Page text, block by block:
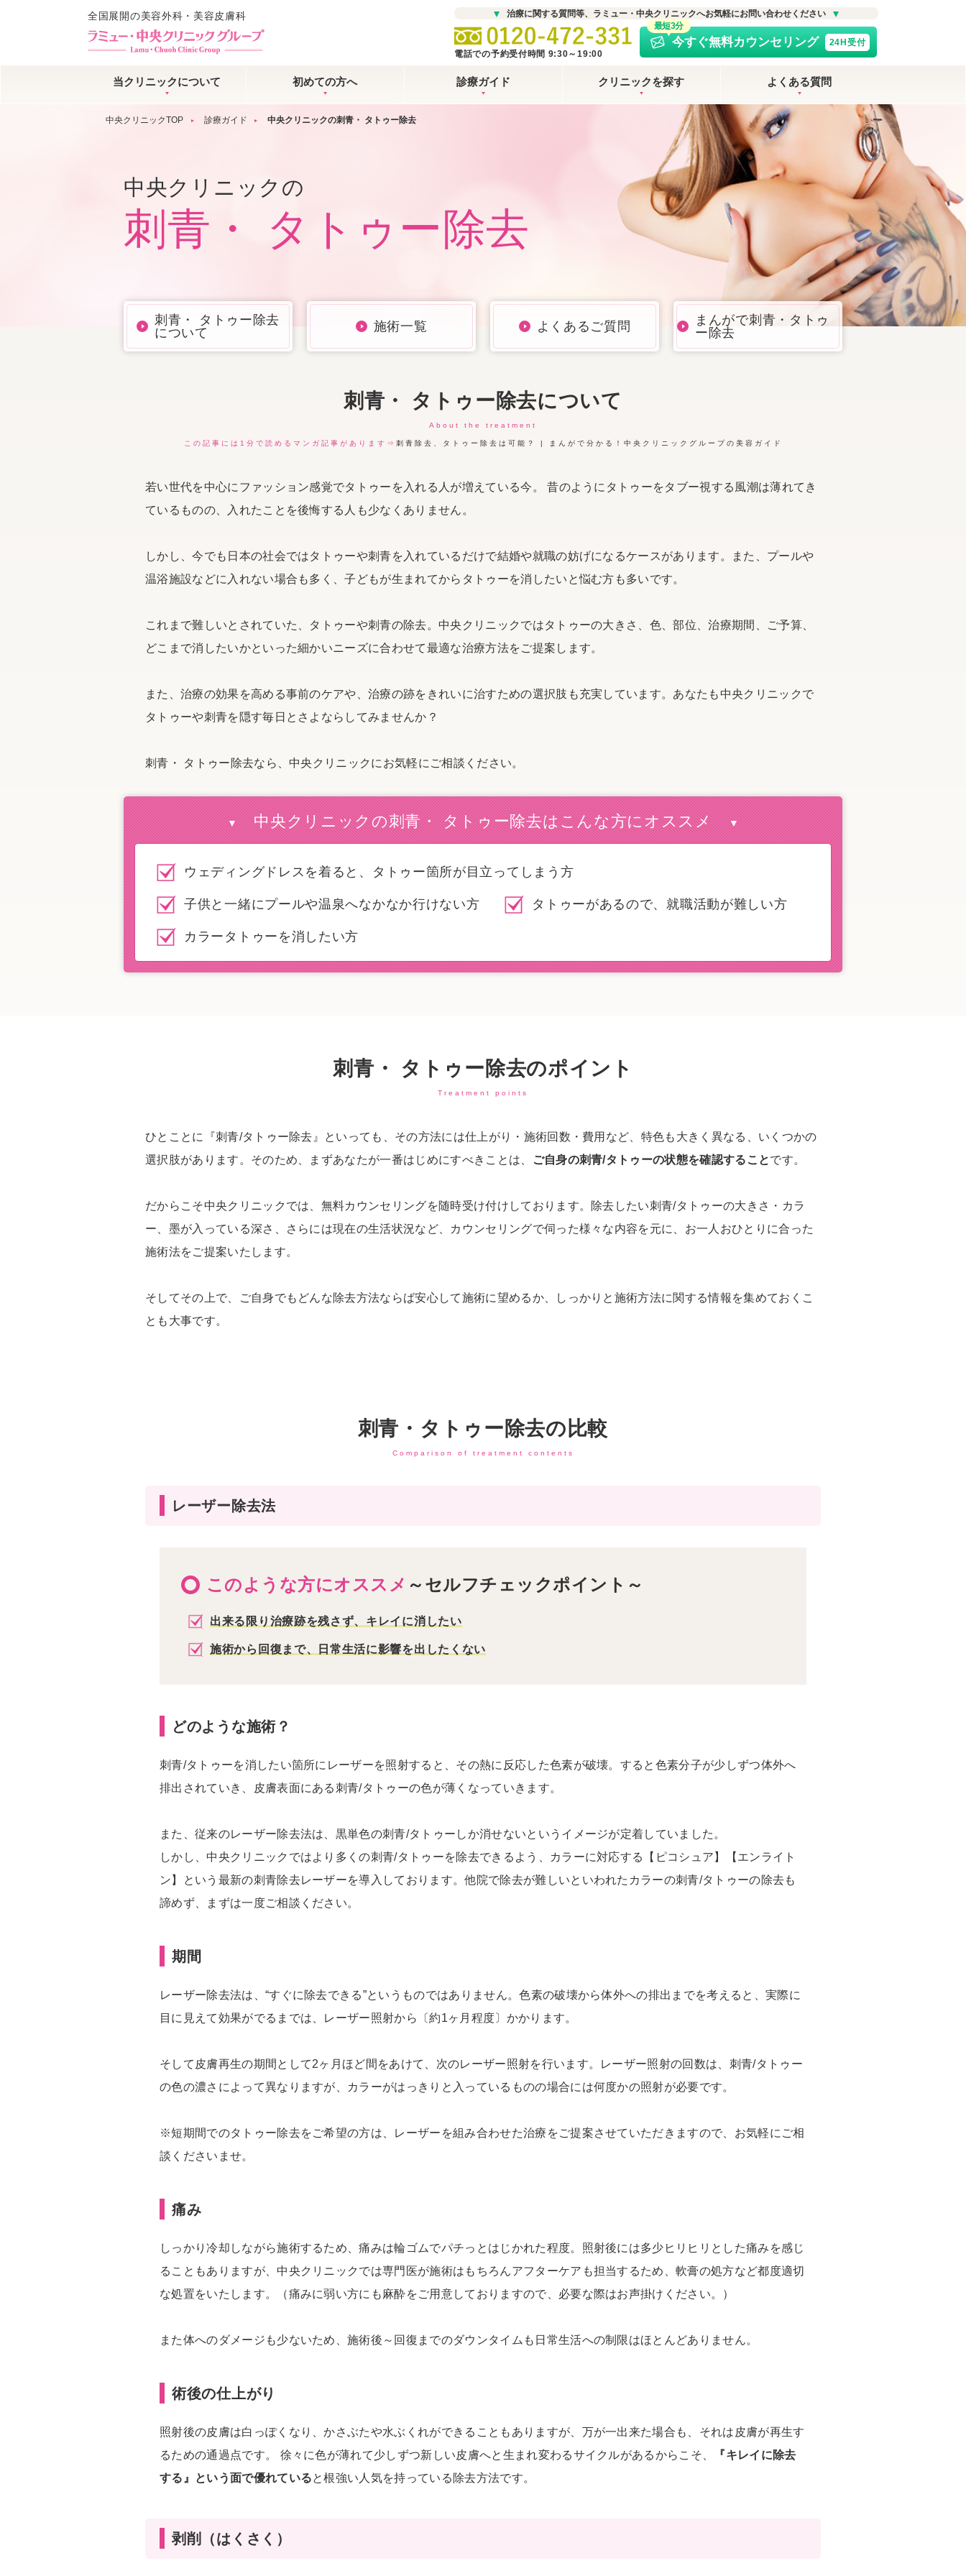
全国展開の美容外科・美容皮膚科 治療に関する質問等、ラミュー・中央クリニックへお気軽にお問い合わせください
電話での予約受付時間 9:30～19:00
最短3分
今すぐ無料カウンセリング 24H受付
当クリニックについて 初めての方へ 診療ガイド クリニックを探す よくある質問
中央クリニックTOP 診療ガイド 中央クリニックの刺青・ タトゥー除去
中央クリニックの
刺青・ タトゥー除去
刺青・ タトゥー除去
について
施術一覧 よくあるご質問
まんがで刺青・タトゥ
ー除去
刺青・ タトゥー除去について
About the treatment
この記事には1分で読めるマンガ記事があります⇒ 刺青除去、タトゥー除去は可能？ | まんがで分かる！中央クリニックグループの美容ガイド
若い世代を中心にファッション感覚でタトゥーを入れる人が増えている今。 昔のようにタトゥーをタブー視する風潮は薄れてき
ているものの、入れたことを後悔する人も少なくありません。
しかし、今でも日本の社会ではタトゥーや刺青を入れているだけで結婚や就職の妨げになるケースがあります。また、プールや
温浴施設などに入れない場合も多く、子どもが生まれてからタトゥーを消したいと悩む方も多いです。
これまで難しいとされていた、タトゥーや刺青の除去。中央クリニックではタトゥーの大きさ、色、部位、治療期間、ご予算、
どこまで消したいかといった細かいニーズに合わせて最適な治療方法をご提案します。
また、治療の効果を高める事前のケアや、治療の跡をきれいに治すための選択肢も充実しています。あなたも中央クリニックで
タトゥーや刺青を隠す毎日とさよならしてみませんか？
刺青・ タトゥー除去なら、中央クリニックにお気軽にご相談ください。
▼中央クリニックの刺青・ タトゥー除去はこんな方にオススメ▼
ウェディングドレスを着ると、タトゥー箇所が目立ってしまう方
子供と一緒にプールや温泉へなかなか行けない方 タトゥーがあるので、就職活動が難しい方
カラータトゥーを消したい方
刺青・ タトゥー除去のポイント
Treatment points
ひとことに『刺青/タトゥー除去』といっても、その方法には仕上がり・施術回数・費用など、特色も大きく異なる、いくつかの
選択肢があります。そのため、まずあなたが一番はじめにすべきことは、
ご自身の刺青/タトゥーの状態を確認することです。
だからこそ中央クリニックでは、無料カウンセリングを随時受け付けしております。除去したい刺青/タトゥーの大きさ・カラ
ー、墨が入っている深さ、さらには現在の生活状況など、カウンセリングで伺った様々な内容を元に、お一人おひとりに合った
施術法をご提案いたします。
そしてその上で、ご自身でもどんな除去方法ならば安心して施術に望めるか、しっかりと施術方法に関する情報を集めておくこ
とも大事です。
刺青・タトゥー除去の比較
Comparison of treatment contents
レーザー除去法
このような方にオススメ ～セルフチェックポイント～
出来る限り治療跡を残さず、キレイに消したい
施術から回復まで、日常生活に影響を出したくない
どのような施術？
刺青/タトゥーを消したい箇所にレーザーを照射すると、その熱に反応した色素が破壊。すると色素分子が少しずつ体外へ
排出されていき、皮膚表面にある刺青/タトゥーの色が薄くなっていきます。
また、従来のレーザー除去法は、黒単色の刺青/タトゥーしか消せないというイメージが定着していました。
しかし、中央クリニックではより多くの刺青/タトゥーを除去できるよう、カラーに対応する【ピコシュア】【エンライト
ン】という最新の刺青除去レーザーを導入しております。他院で除去が難しいといわれたカラーの刺青/タトゥーの除去も
諦めず、まずは一度ご相談ください。
期間
レーザー除去法は、“すぐに除去できる”というものではありません。色素の破壊から体外への排出までを考えると、実際に
目に見えて効果がでるまでは、レーザー照射から〔約1ヶ月程度〕かかります。
そして皮膚再生の期間として2ヶ月ほど間をあけて、次のレーザー照射を行います。レーザー照射の回数は、刺青/タトゥー
の色の濃さによって異なりますが、カラーがはっきりと入っているものの場合には何度かの照射が必要です。
※短期間でのタトゥー除去をご希望の方は、レーザーを組み合わせた治療をご提案させていただきますので、お気軽にご相
談くださいませ。
痛み
しっかり冷却しながら施術するため、痛みは輪ゴムでパチっとはじかれた程度。照射後には多少ヒリヒリとした痛みを感じ
ることもありますが、中央クリニックでは専門医が施術はもちろんアフターケアも担当するため、軟膏の処方など都度適切
な処置をいたします。（痛みに弱い方にも麻酔をご用意しておりますので、必要な際はお声掛けください。）
また体へのダメージも少ないため、施術後～回復までのダウンタイムも日常生活への制限はほとんどありません。
術後の仕上がり
照射後の皮膚は白っぽくなり、かさぶたや水ぶくれができることもありますが、万が一出来た場合も、それは皮膚が再生す
るための通過点です。 徐々に色が薄れて少しずつ新しい皮膚へと生まれ変わるサイクルがあるからこそ、
『キレイに除去
する』という面で優れていると根強い人気を持っている除去方法です。
剥削（はくさく）